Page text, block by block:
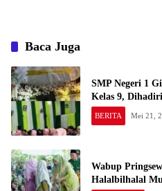
Baca Juga
SMP Negeri 1
Kelas 9,
BERITA Mei 21,
Wabup
Halalbilhalal